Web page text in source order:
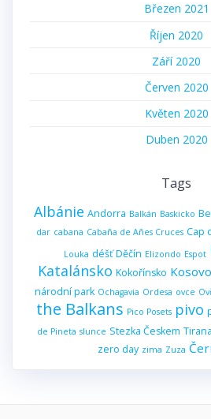
Březen 2021
Říjen 2020
Září 2020
Červen 2020
Květen 2020
Duben 2020
Tags
Albánie Andorra Balkán Baskicko
dar cabana Cabaña de Añes Cruces Cap
Louka déšť Děčín Elizondo Espot
Katalánsko Kokořínsko Kosovo
národní park Ochagavia Ordesa ovce
the Balkans Pico Posets pivo
de Pineta slunce Stezka Českem Tirana
zero day zima Zuza